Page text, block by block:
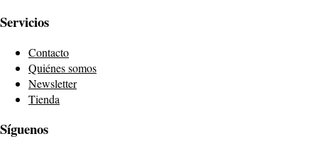
Servicios
Contacto
Quiénes somos
Newsletter
Tienda
Síguenos